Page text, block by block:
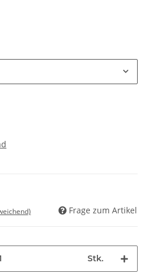
Frage zum Artikel
Stk.